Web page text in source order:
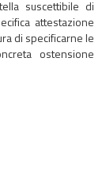
suscettibile di
attestazione
di specificarne le
ostensione